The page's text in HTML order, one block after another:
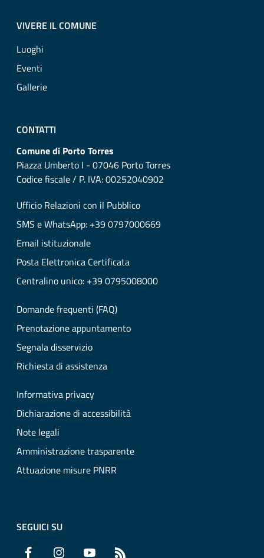
VIVERE IL COMUNE
Luoghi
Eventi
Gallerie
CONTATTI
Comune di Porto Torres
Piazza Umberto I - 07046 Porto Torres
Codice fiscale / P. IVA: 00252040902
Ufficio Relazioni con il Pubblico
SMS e WhatsApp: +39 0797000669
Email istituzionale
Posta Elettronica Certificata
Centralino unico: +39 0795008000
Domande frequenti (FAQ)
Prenotazione appuntamento
Segnala disservizio
Richiesta di assistenza
Informativa privacy
Dichiarazione di accessibilità
Note legali
Amministrazione trasparente
Attuazione misure PNRR
SEGUICI SU
Facebook Instagram YouTube